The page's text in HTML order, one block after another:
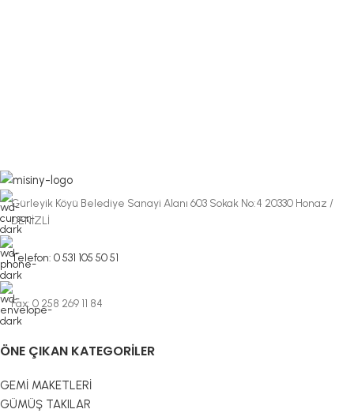
Gürleyik Köyü Belediye Sanayi Alanı 603 Sokak No:4 20330 Honaz /
DENİZLİ
Telefon: 0 531 105 50 51
Fax: 0 258 269 11 84
ÖNE ÇIKAN KATEGORILER
GEMİ MAKETLERİ
GÜMÜŞ TAKILAR